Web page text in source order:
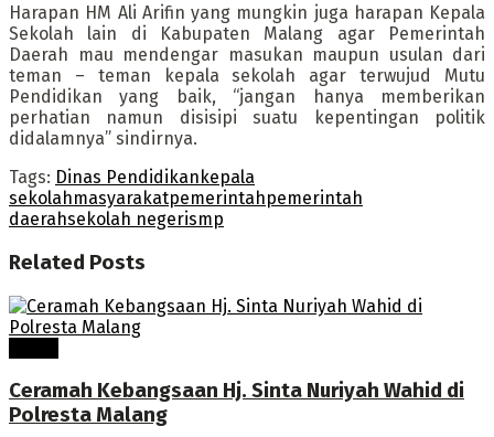
Harapan HM Ali Arifin yang mungkin juga harapan Kepala
Sekolah lain di Kabupaten Malang agar Pemerintah
Daerah mau mendengar masukan maupun usulan dari
teman – teman kepala sekolah agar terwujud Mutu
Pendidikan yang baik, “jangan hanya memberikan
perhatian namun disisipi suatu kepentingan politik
didalamnya” sindirnya.
Tags: Dinas Pendidikan kepala
sekolahmasyarakatpemerintahpemerintah
daerahsekolah negerismp
Related Posts
Ceramah Kebangsaan Hj. Sinta Nuriyah Wahid di
Polresta Malang